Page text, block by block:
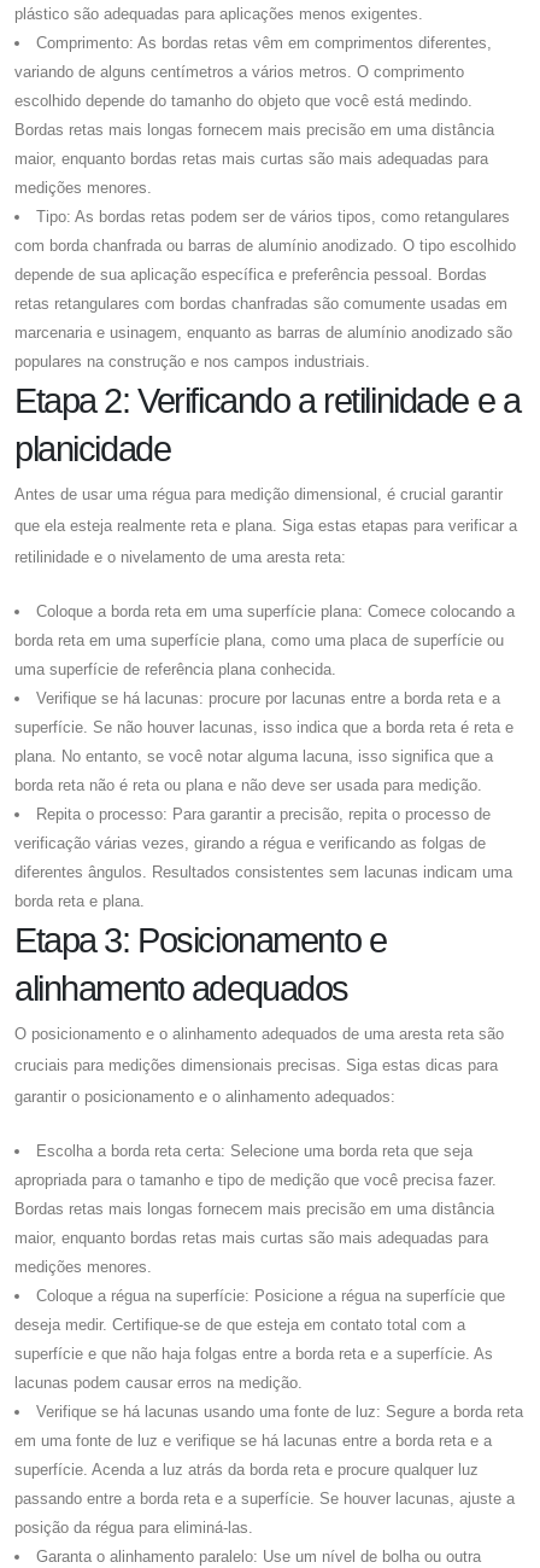
plástico são adequadas para aplicações menos exigentes.
Comprimento: As bordas retas vêm em comprimentos diferentes,
variando de alguns centímetros a vários metros. O comprimento
escolhido depende do tamanho do objeto que você está medindo.
Bordas retas mais longas fornecem mais precisão em uma distância
maior, enquanto bordas retas mais curtas são mais adequadas para
medições menores.
Tipo: As bordas retas podem ser de vários tipos, como retangulares
com borda chanfrada ou barras de alumínio anodizado. O tipo escolhido
depende de sua aplicação específica e preferência pessoal. Bordas
retas retangulares com bordas chanfradas são comumente usadas em
marcenaria e usinagem, enquanto as barras de alumínio anodizado são
populares na construção e nos campos industriais.
Etapa 2: Verificando a retilinidade e a
planicidade
Antes de usar uma régua para medição dimensional, é crucial garantir
que ela esteja realmente reta e plana. Siga estas etapas para verificar a
retilinidade e o nivelamento de uma aresta reta:
Coloque a borda reta em uma superfície plana: Comece colocando a
borda reta em uma superfície plana, como uma placa de superfície ou
uma superfície de referência plana conhecida.
Verifique se há lacunas: procure por lacunas entre a borda reta e a
superfície. Se não houver lacunas, isso indica que a borda reta é reta e
plana. No entanto, se você notar alguma lacuna, isso significa que a
borda reta não é reta ou plana e não deve ser usada para medição.
Repita o processo: Para garantir a precisão, repita o processo de
verificação várias vezes, girando a régua e verificando as folgas de
diferentes ângulos. Resultados consistentes sem lacunas indicam uma
borda reta e plana.
Etapa 3: Posicionamento e
alinhamento adequados
O posicionamento e o alinhamento adequados de uma aresta reta são
cruciais para medições dimensionais precisas. Siga estas dicas para
garantir o posicionamento e o alinhamento adequados:
Escolha a borda reta certa: Selecione uma borda reta que seja
apropriada para o tamanho e tipo de medição que você precisa fazer.
Bordas retas mais longas fornecem mais precisão em uma distância
maior, enquanto bordas retas mais curtas são mais adequadas para
medições menores.
Coloque a régua na superfície: Posicione a régua na superfície que
deseja medir. Certifique-se de que esteja em contato total com a
superfície e que não haja folgas entre a borda reta e a superfície. As
lacunas podem causar erros na medição.
Verifique se há lacunas usando uma fonte de luz: Segure a borda reta
em uma fonte de luz e verifique se há lacunas entre a borda reta e a
superfície. Acenda a luz atrás da borda reta e procure qualquer luz
passando entre a borda reta e a superfície. Se houver lacunas, ajuste a
posição da régua para eliminá-las.
Garanta o alinhamento paralelo: Use um nível de bolha ou outra